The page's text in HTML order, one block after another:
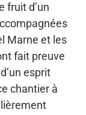
fruit d’un
Marne et les
fait preuve
esprit
chantier à